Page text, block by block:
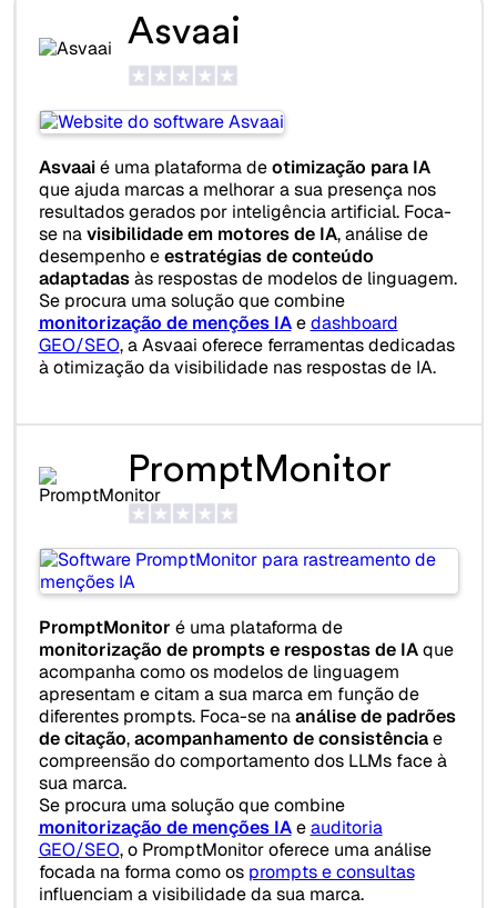
Asvaai
Asvaaié uma plataforma deotimização para IA
que ajuda marcas a melhorar a sua presença nos
resultados gerados por inteligência artificial. Foca-
se navisibilidade em motores de IA, análise de
desempenho eestratégias de conteúdo
adaptadasàs respostas de modelos de linguagem.
Se procura uma solução que combine
monitorização de menções IAedashboard
GEO/SEO, a Asvaai oferece ferramentas dedicadas
à otimização da visibilidade nas respostas de IA.
PromptMonitor
PromptMonitor é uma plataforma de
monitorização de prompts e respostas de IAque
acompanha como os modelos de linguagem
apresentam e citam a sua marca em função de
diferentes prompts. Foca-se naanálise de padrões
de citação,acompanhamento de consistênciae
compreensão do comportamento dos LLMs face à
sua marca.
Se procura uma solução que combine
monitorização de menções IAeauditoria
GEO/SEO, o PromptMonitor oferece uma análise
focada na forma como os prompts e consultas
influenciam a visibilidade da sua marca.